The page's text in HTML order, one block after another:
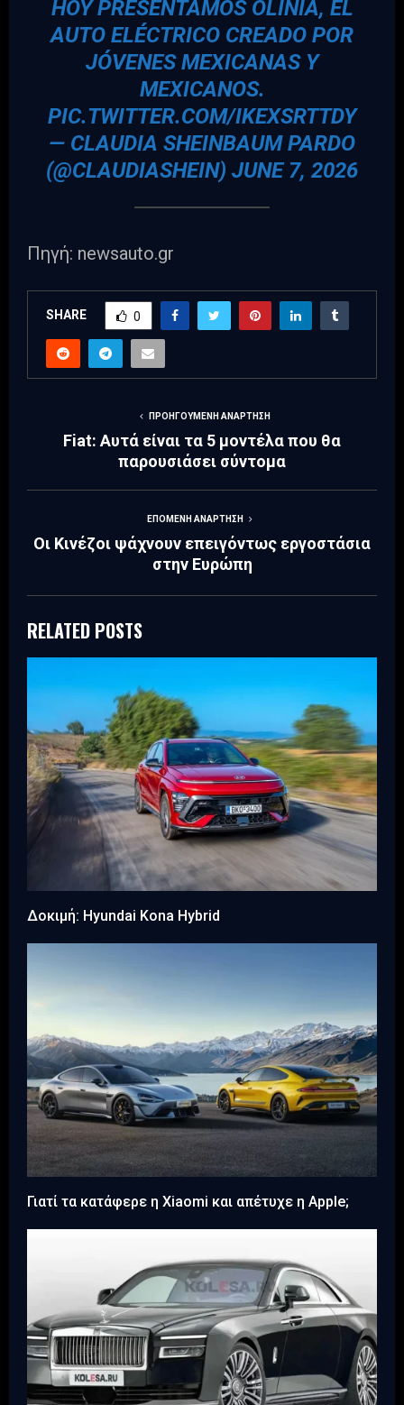
HOY PRESENTAMOS OLINIA, EL
AUTO ELÉCTRICO CREADO POR
JÓVENES MEXICANAS Y
MEXICANOS.
PIC.TWITTER.COM/IKEXSRTTDY
— CLAUDIA SHEINBAUM PARDO
(@CLAUDIASHEIN) JUNE 7, 2026
Πηγή: newsauto.gr
SHARE 0
ΠΡΟΗΓΟΎΜΕΝΗ ΑΝΆΡΤΗΣΗ
Fiat: Αυτά είναι τα 5 μοντέλα που θα
παρουσιάσει σύντομα
ΕΠΌΜΕΝΗ ΑΝΆΡΤΗΣΗ
Οι Κινέζοι ψάχνουν επειγόντως εργοστάσια
στην Ευρώπη
RELATED POSTS
Δοκιμή: Hyundai Kona Hybrid
Γιατί τα κατάφερε η Xiaomi και απέτυχε η Apple;